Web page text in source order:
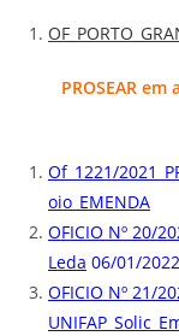
PROSEAR
Of_1221/
oio_EMENDA
OFICIO Nº 20/
Leda 06/01/2022
OFICIO Nº 21/